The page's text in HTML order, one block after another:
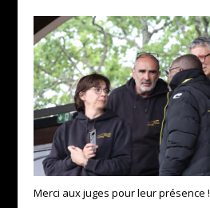
Merci aux juges pour leur présence !